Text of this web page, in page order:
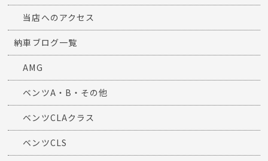
当店へのアクセス
納車ブログ一覧
AMG
ベンツA・B・その他
ベンツCLAクラス
ベンツCLS